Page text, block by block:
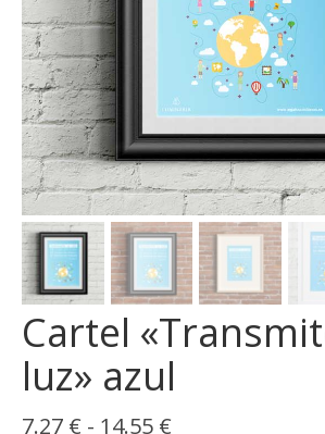
Cartel
luz» azul
7.27 € - 14.55 €